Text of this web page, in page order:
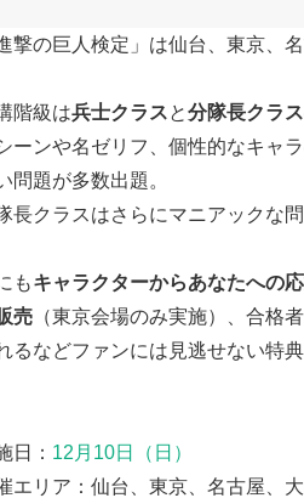
進撃の巨人検定」は仙台、東京、
階級は兵士クラスと分隊長クラス
ーンや名ゼリフ、個性的なキャ
問題が多数出題。
長クラスはさらにマニアックな
もキャラクターからあなたへの
売 （東京会場のみ実施）、合格
るなどファンには見逃せない特典
日： 12月10日（日）
エリア：仙台、東京、名古屋、